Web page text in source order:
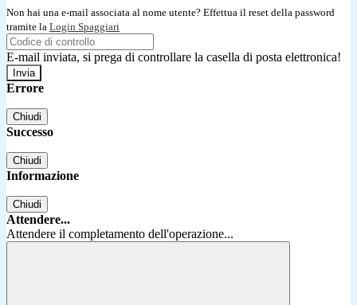
Non hai una e-mail associata al nome utente? Effettua il reset della password
tramite la Login Spaggiari
E-mail inviata, si prega di controllare la casella di posta elettronica!
Errore
Chiudi
Successo
Chiudi
Informazione
Chiudi
Attendere...
Attendere il completamento dell'operazione...